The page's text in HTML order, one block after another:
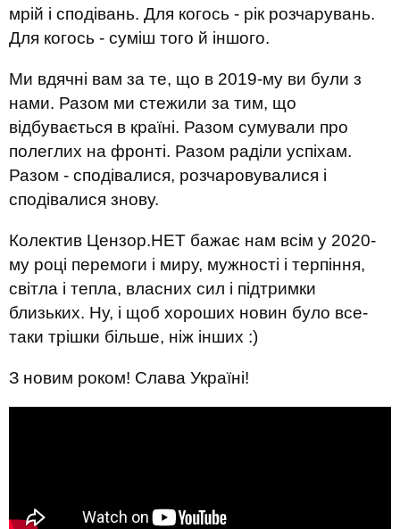
мрій і сподівань. Для когось - рік розчарувань.
Для когось - суміш того й іншого.
Ми вдячні вам за те, що в 2019-му ви були з
нами. Разом ми стежили за тим, що
відбувається в країні. Разом сумували про
полеглих на фронті. Разом раділи успіхам.
Разом - сподівалися, розчаровувалися і
сподівалися знову.
Колектив Цензор.НЕТ бажає нам всім у 2020-
му році перемоги і миру, мужності і терпіння,
світла і тепла, власних сил і підтримки
близьких. Ну, і щоб хороших новин було все-
таки трішки більше, ніж інших :)
З новим роком! Слава Україні!